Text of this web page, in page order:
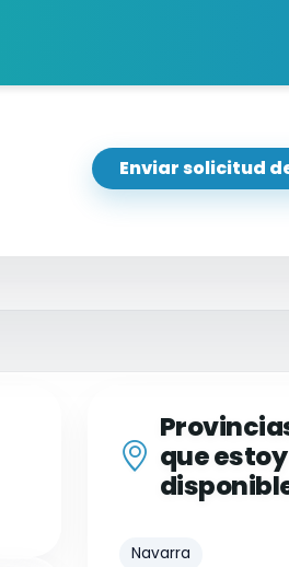
Enviar solicitud
que estoy
Navarra